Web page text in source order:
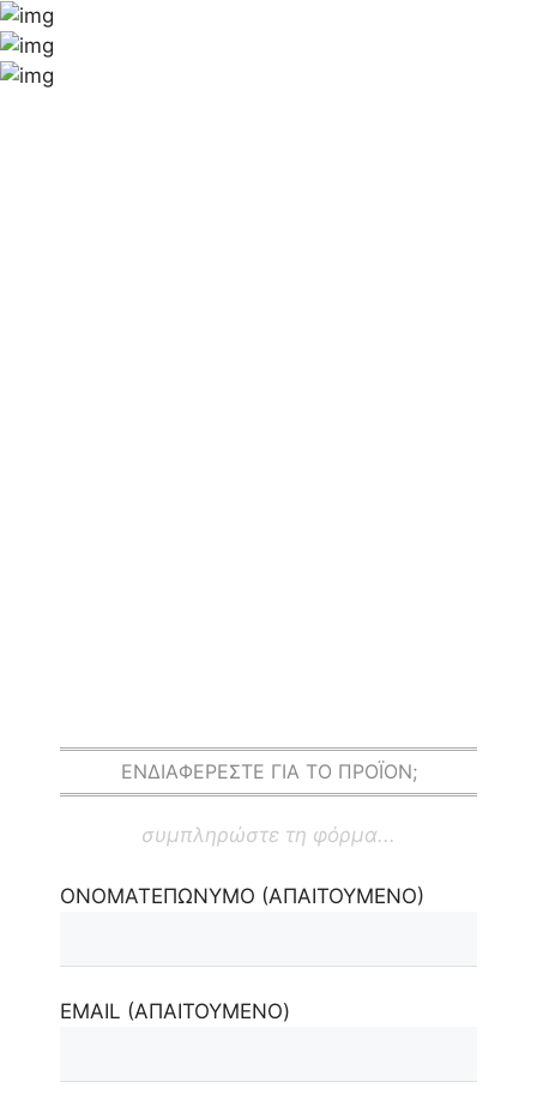
ΕΝΔΙΑΦΕΡΕΣΤΕ ΓΙΑ ΤΟ ΠΡΟΪΟΝ;
συμπληρώστε τη φόρμα...
ΟΝΟΜΑΤΕΠΩΝΥΜΟ (ΑΠΑΙΤΟΥΜΕΝΟ)
EMAIL (ΑΠΑΙΤΟΥΜΕΝΟ)